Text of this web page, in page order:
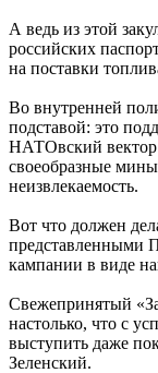
А ведь из этой
российских
на поставки
Во внутренней
подставой: это
НАТОвский вектор
своеобразные
неизвлекаемость.
Вот что должен
представленными
кампании в виде
Свежепринятый
настолько, что с
выступить даже
Зеленский.